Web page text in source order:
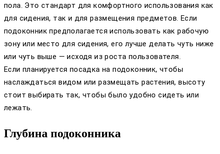
пола. Это стандарт для комфортного использования как
для сидения, так и для размещения предметов. Если
подоконник предполагается использовать как рабочую
зону или место для сидения, его лучше делать чуть ниже
или чуть выше — исходя из роста пользователя.
Если планируется посадка на подоконник, чтобы
наслаждаться видом или размещать растения, высоту
стоит выбирать так, чтобы было удобно сидеть или
лежать.
Глубина подоконника